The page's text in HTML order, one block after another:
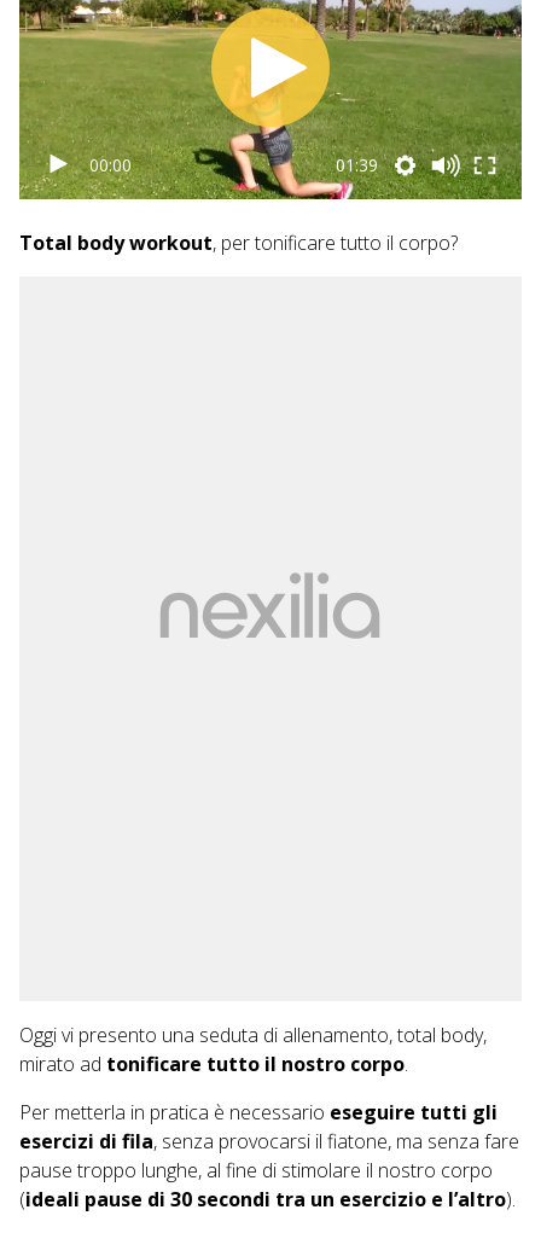
00:00 01:39
Total body workout, per tonificare tutto il corpo?
Oggi vi presento una seduta di allenamento, total body,
mirato ad tonificare tutto il nostro corpo.
Per metterla in pratica è necessario eseguire tutti gli
esercizi di fila, senza provocarsi il fiatone, ma senza fare
pause troppo lunghe, al fine di stimolare il nostro corpo
(ideali pause di 30 secondi tra un esercizio e l’altro).